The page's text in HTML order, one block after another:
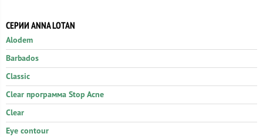
СЕРИИ ANNA LOTAN
Alodem
Barbados
Classic
Clear программа Stop Acne
Clear
Eye contour